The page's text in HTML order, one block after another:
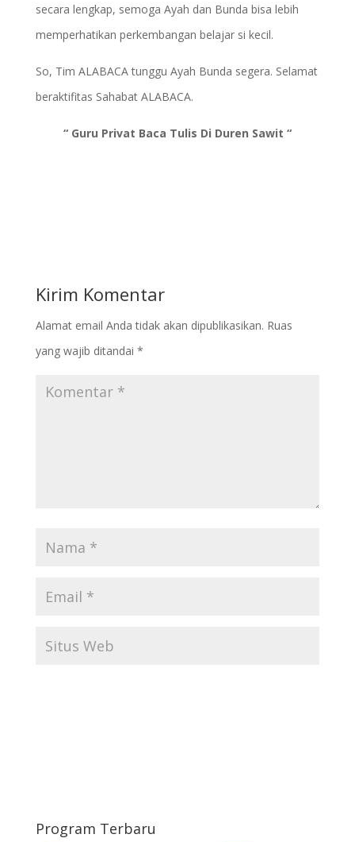
secara lengkap, semoga Ayah dan Bunda bisa lebih
memperhatikan perkembangan belajar si kecil.
So, Tim ALABACA tunggu Ayah Bunda segera. Selamat
beraktifitas Sahabat ALABACA.
“ Guru Privat Baca Tulis Di Duren Sawit “
Kirim Komentar
Alamat email Anda tidak akan dipublikasikan. Ruas
yang wajib ditandai *
Program Terbaru